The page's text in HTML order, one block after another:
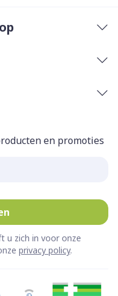
en promoties
u zich in voor onze
privacy policy.